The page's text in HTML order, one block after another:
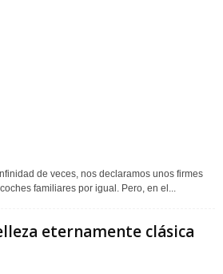
de veces, nos declaramos unos firmes
familiares por igual. Pero, en el...
eternamente clásica